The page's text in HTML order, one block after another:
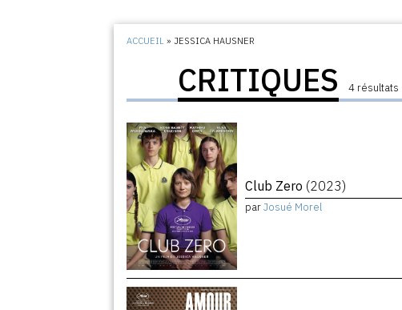
ACCUEIL »JESSICA HAUSNER
CRITIQUES 4 résultats
Club Zero (2023)
parJosué Morel